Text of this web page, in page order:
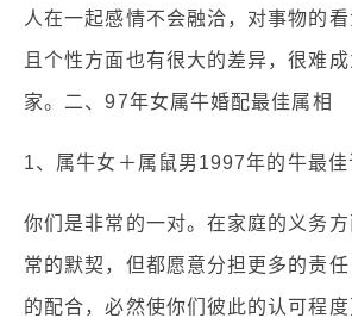
人在一起感情不会融洽，对事物的
且个性方面也有很大的差异，很难
家。二、97年女属牛婚配最佳属相
1、属牛女＋属鼠男1997年的牛最佳
你们是非常的一对。在家庭的义务
常的默契，但都愿意分担更多的责
的配合，必然使你们彼此的认可程